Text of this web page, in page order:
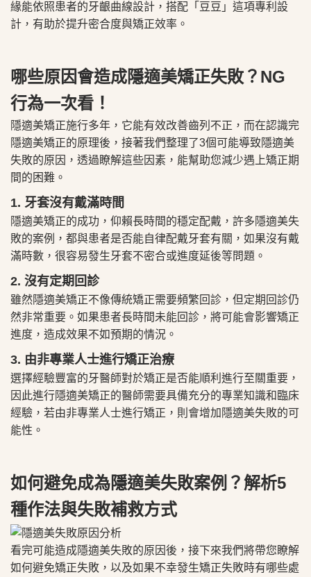
緣能依照患者的牙齦曲線設計，搭配「豆豆」這項專利設
計，有助於提升密合度與矯正效率。
哪些原因會造成隱適美矯正失敗？NG
行為一次看！
隱適美矯正施行多年，它能有效改善齒列不正，而在認識完
隱適美矯正的原理後，接著我們整理了3個可能導致隱適美
失敗的原因，透過瞭解這些因素，能幫助您減少遇上矯正期
間的困難。
1. 牙套沒有戴滿時間
隱適美矯正的成功，仰賴長時間的穩定配戴，許多隱適美失
敗的案例，都與患者是否能自律配戴牙套有關，如果沒有戴
滿時數，很容易發生牙套不密合或進度延後等問題。
2. 沒有定期回診
雖然隱適美矯正不像傳統矯正需要頻繁回診，但定期回診仍
然非常重要。如果患者長時間未能回診，將可能會影響矯正
進度，造成效果不如預期的情況。
3. 由非專業人士進行矯正治療
選擇經驗豐富的牙醫師對於矯正是否能順利進行至關重要，
因此進行隱適美矯正的醫師需要具備充分的專業知識和臨床
經驗，若由非專業人士進行矯正，則會增加隱適美失敗的可
能性。
如何避免成為隱適美失敗案例？解析5
種作法與失敗補救方式
看完可能造成隱適美失敗的原因後，接下來我們將帶您瞭解
如何避免矯正失敗，以及如果不幸發生矯正失敗時有哪些處